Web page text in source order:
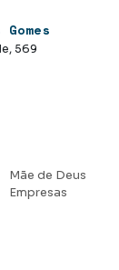
569
Mãe de Deus
Empresas